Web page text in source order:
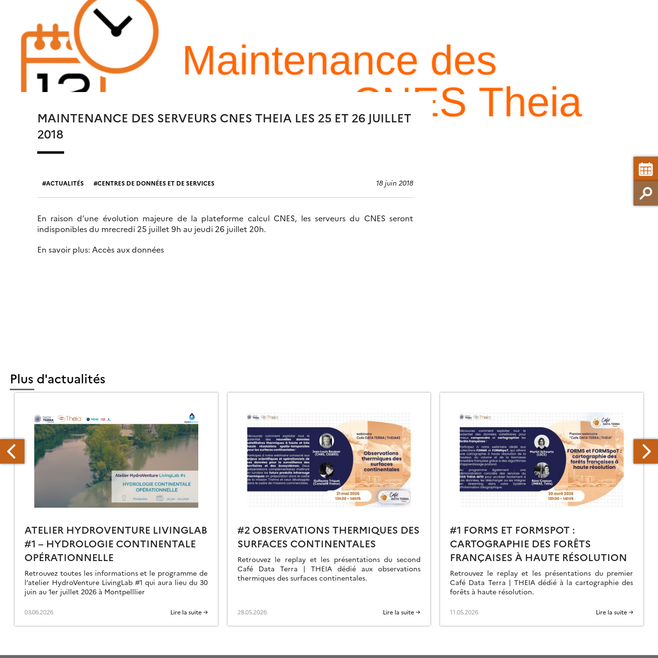
MAINTENANCE DES SERVEURS CNES THEIA LES 25 ET 26 JUILLET
2018
ACTUALITÉS CENTRES DE DONNÉES ET DE SERVICES 18 juin 2018
En raison d’une évolution majeure de la plateforme calcul CNES, les serveurs du CNES seront
indisponibles du mrecredi 25 juillet 9h au jeudi 26 juillet 20h.
En savoir plus: Accès aux données
Plus d'actualités
ATELIER HYDROVENTURE LIVINGLAB
#1 – HYDROLOGIE CONTINENTALE
OPÉRATIONNELLE
Retrouvez toutes les informations et le programme de
l’atelier HydroVenture LivingLab #1 qui aura lieu du 30
juin au 1er juillet 2026 à Montpelllier
03.06.2026 Lire la suite →
#2 OBSERVATIONS THERMIQUES DES
SURFACES CONTINENTALES
Retrouvez le replay et les présentations du second
Café Data Terra | THEIA dédié aux observations
thermiques des surfaces continentales.
28.05.2026 Lire la suite →
#1 FORMS ET FORMSPOT :
CARTOGRAPHIE DES FORÊTS
FRANÇAISES À HAUTE RÉSOLUTION
Retrouvez le replay et les présentations du premier
Café Data Terra | THEIA dédié à la cartographie des
forêts à haute résolution.
11.05.2026 Lire la suite →